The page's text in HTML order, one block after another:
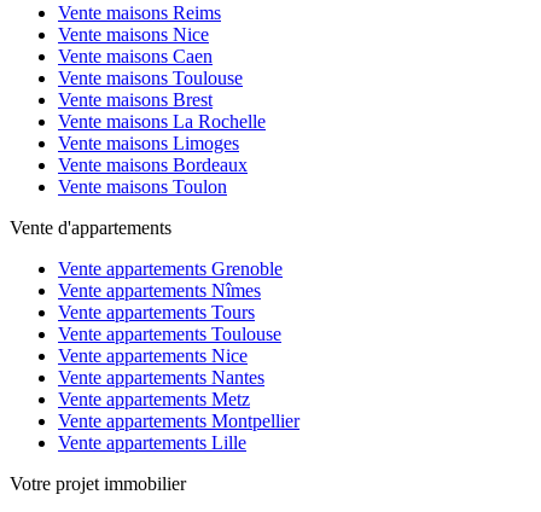
Vente maisons Reims
Vente maisons Nice
Vente maisons Caen
Vente maisons Toulouse
Vente maisons Brest
Vente maisons La Rochelle
Vente maisons Limoges
Vente maisons Bordeaux
Vente maisons Toulon
Vente d'appartements
Vente appartements Grenoble
Vente appartements Nîmes
Vente appartements Tours
Vente appartements Toulouse
Vente appartements Nice
Vente appartements Nantes
Vente appartements Metz
Vente appartements Montpellier
Vente appartements Lille
Votre projet immobilier